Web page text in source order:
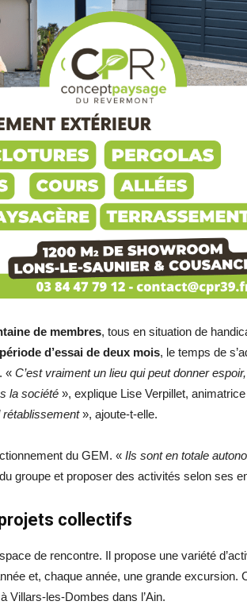
de membres, tous en situation de
d’essai de deux mois, le temps de
« C’est vraiment un lieu qui peut donner
la société », explique Lise Verpillet,
rétablissement», ajoute-t-elle.
du GEM. « Ils sont en totale
groupe et proposer des activités selon ses
collectifs
de rencontre. Il propose une variété
et, chaque année, une grande excursion.
Villars-les-Dombes dans l’Ain.